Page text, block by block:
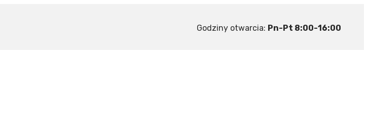
Godziny otwarcia: Pn-Pt 8:00-16:00